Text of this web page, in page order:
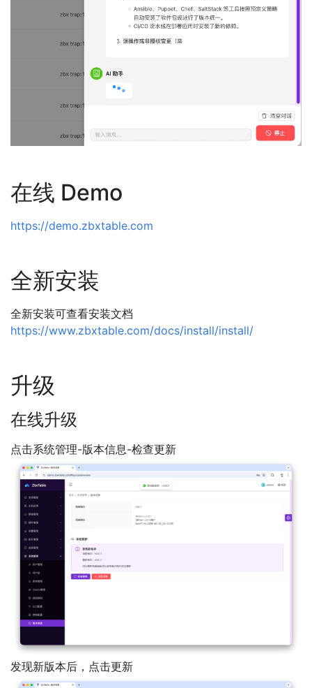
在线 Demo
https://demo.zbxtable.com
全新安装
全新安装可查看安装文档
https://www.zbxtable.com/docs/install/install/
升级
在线升级
点击系统管理-版本信息-检查更新
发现新版本后，点击更新